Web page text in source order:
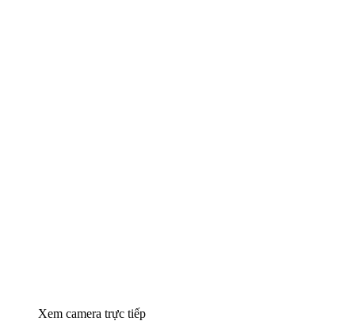
Xem camera trực tiếp